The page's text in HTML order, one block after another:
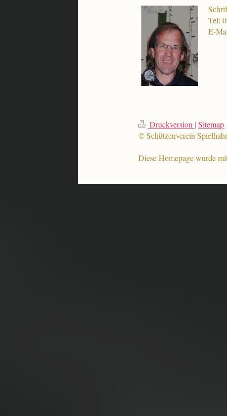
Tel:
E-
Druckversion | Sitemap
© Schützenverein
Diese Homepage wurde